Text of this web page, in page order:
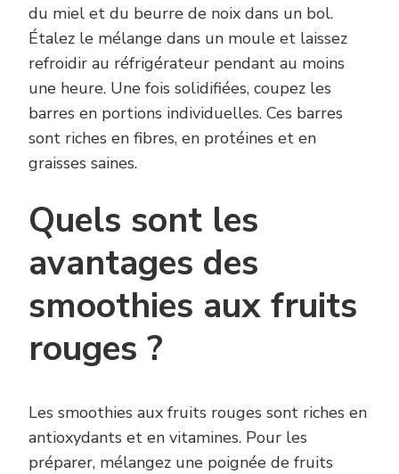
du miel et du beurre de noix dans un bol.
Étalez le mélange dans un moule et laissez
refroidir au réfrigérateur pendant au moins
une heure. Une fois solidifiées, coupez les
barres en portions individuelles. Ces barres
sont riches en fibres, en protéines et en
graisses saines.
Quels sont les
avantages des
smoothies aux fruits
rouges ?
Les smoothies aux fruits rouges sont riches en
antioxydants et en vitamines. Pour les
préparer, mélangez une poignée de fruits